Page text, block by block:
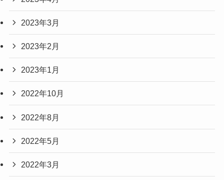
2023年3月
2023年2月
2023年1月
2022年10月
2022年8月
2022年5月
2022年3月